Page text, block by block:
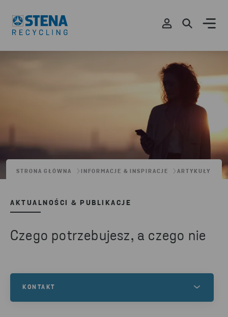
STRONA GŁÓWNA INFORMACJE & INSPIRACJE ARTYKUŁY
AKTUALNOŚCI & PUBLIKACJE
Czego potrzebujesz, a czego nie
KONTAKT